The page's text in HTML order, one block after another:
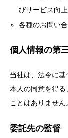
びサービス向
各種のお問い
個人情報の第
当社は、法令に
本人の同意を得る
ことはありません。
委託先の監督